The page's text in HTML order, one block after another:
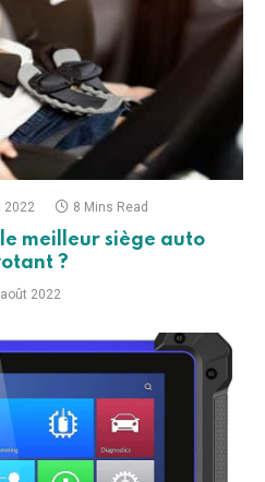
2022 8 Mins Read
meilleur siège auto
?
2022